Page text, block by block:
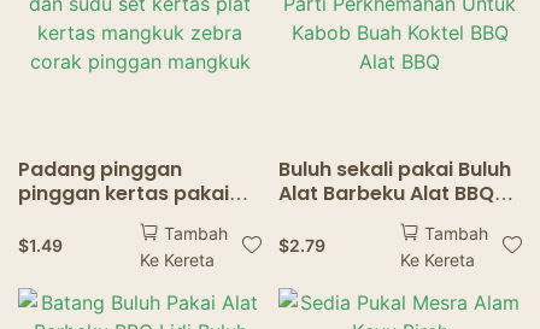
Padang pinggan
pinggan kertas pakai
pakai meja kayu, garpu
dan sudu set kertas plat
kertas mangkuk zebra
corak pinggan mangkuk
$1.49
Tambah
Ke Kereta
Buluh sekali pakai Buluh
Alat Barbeku Alat BBQ
Natural Bamboo
Skewers Parti
Perkhemahan Untuk
Kabob Buah Koktel BBQ
Alat BBQ
$2.79
Tambah
Ke Kereta